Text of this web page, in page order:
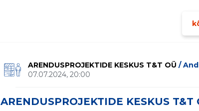
ARENDUSPROJEKTIDE KESKUS T&T OÜ /
07.07.2024, 20:00
ARENDUSPROJEKTIDE KESKUS